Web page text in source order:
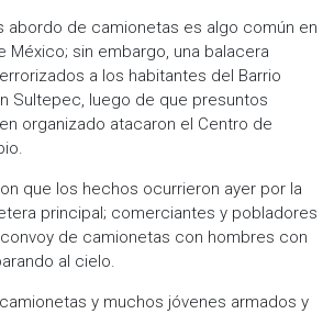
abordo de camionetas es algo común en
México; sin embargo, una balacera
a los habitantes del Barrio
Sultepec, luego de que presuntos
organizado atacaron el Centro de
que los hechos ocurrieron ayer por la
principal; comerciantes y pobladores
de camionetas con hombres con
al cielo.
y muchos jóvenes armados y